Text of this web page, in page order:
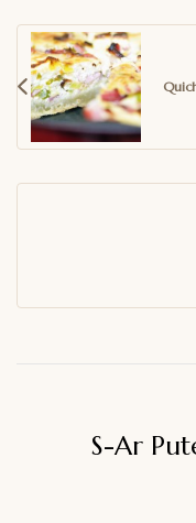
în
articole
S-Ar